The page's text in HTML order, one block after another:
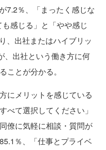
7.2％、「まったく感じな
感じる」と「やや感じ
、出社またはハイブリッ
、出社という働き方に何
ことが分かる。
にメリットを感じている
べて選択してください」
僚に気軽に相談・質問が
％、「仕事とプライベ